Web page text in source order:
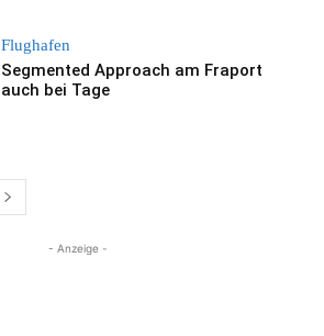
Flughafen
Segmented Approach am Fraport
auch bei Tage
- Anzeige -